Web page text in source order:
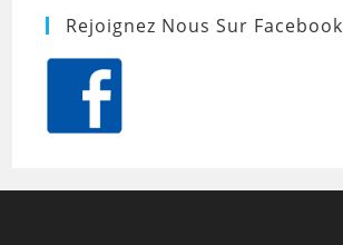
Rejoignez Nous Sur Facebook